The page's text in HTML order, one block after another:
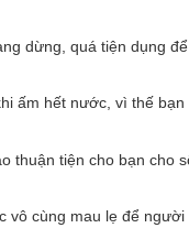
dừng, quá tiện dụng
ấm hết nước, vì thế bạn
thuận tiện cho bạn cho
vô cùng mau lẹ để người